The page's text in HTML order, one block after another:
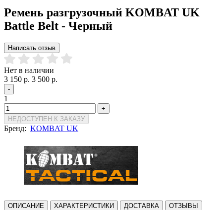
Ремень разгрузочный KOMBAT UK
Battle Belt - Черный
Написать отзыв
Нет в наличии
3 150 р. 3 500 р.
-
1
+
НЕДОСТУПЕН К ЗАКАЗУ
Бренд: KOMBAT UK
ОПИСАНИЕ ХАРАКТЕРИСТИКИ ДОСТАВКА ОТЗЫВЫ